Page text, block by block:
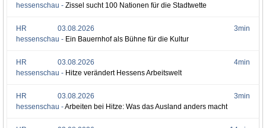
hessenschau - Zissel sucht 100 Nationen für die Stadtwette
3min
HR
03.08.2026
hessenschau - Ein Bauernhof als Bühne für die Kultur
4min
HR
03.08.2026
hessenschau - Hitze verändert Hessens Arbeitswelt
3min
HR
03.08.2026
hessenschau -Arbeiten bei Hitze: Was das Ausland anders macht